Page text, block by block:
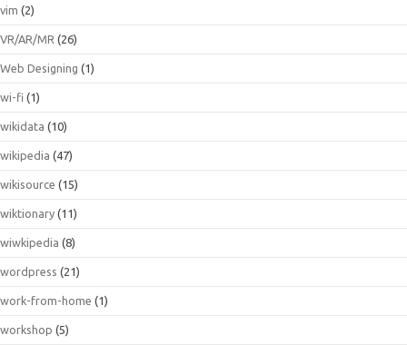
vim (2)
VR/AR/MR (26)
Web Designing (1)
wi-fi (1)
wikidata (10)
wikipedia (47)
wikisource (15)
wiktionary (11)
wiwkipedia (8)
wordpress (21)
work-from-home (1)
workshop (5)